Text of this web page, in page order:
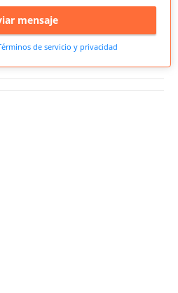
mensaje
de servicio y privacidad